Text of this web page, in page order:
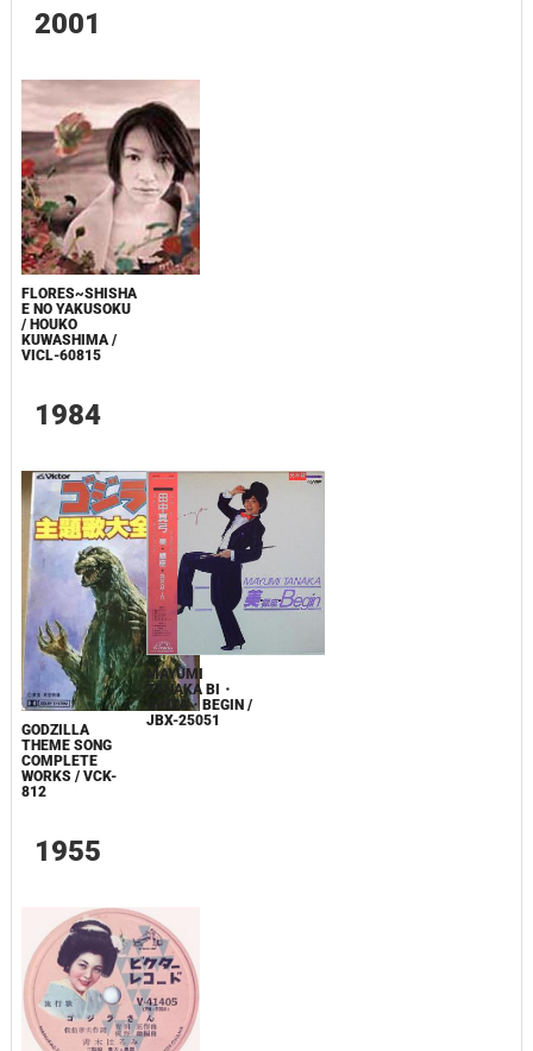
2001
FLORES~SHISHA
E NO YAKUSOKU
/ HOUKO
KUWASHIMA /
VICL-60815
1984
GODZILLA
THEME SONG
COMPLETE
WORKS / VCK-
812
MAYUMI
TANAKA BI・
GINZA・BEGIN /
JBX-25051
1955